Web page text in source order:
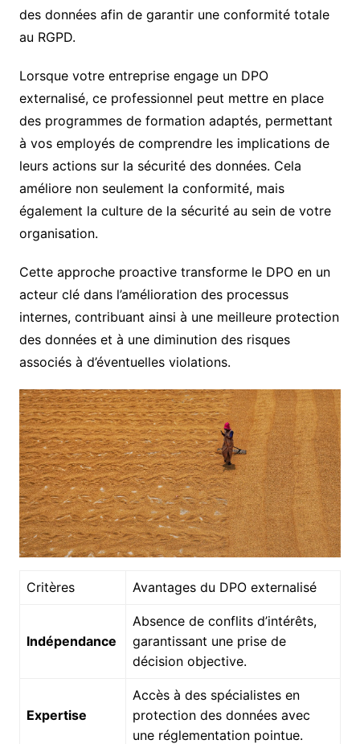
des données afin de garantir une conformité totale
au RGPD.
Lorsque votre entreprise engage un DPO
externalisé, ce professionnel peut mettre en place
des programmes de formation adaptés, permettant
à vos employés de comprendre les implications de
leurs actions sur la sécurité des données. Cela
améliore non seulement la conformité, mais
également la culture de la sécurité au sein de votre
organisation.
Cette approche proactive transforme le DPO en un
acteur clé dans l’amélioration des processus
internes, contribuant ainsi à une meilleure protection
des données et à une diminution des risques
associés à d’éventuelles violations.
Critères Avantages du DPO externalisé
Indépendance
Absence de conflits d’intérêts,
garantissant une prise de
décision objective.
Expertise
Accès à des spécialistes en
protection des données avec
une réglementation pointue.